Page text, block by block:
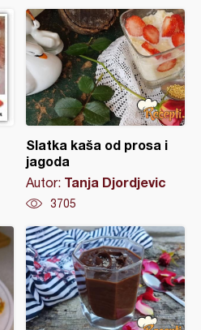
Slatka kaša od prosa i
jagoda
Autor: Tanja Djordjevic
3705